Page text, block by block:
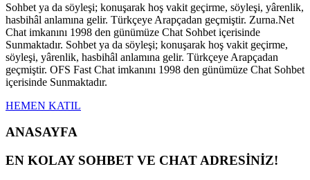
Sohbet ya da söyleşi; konuşarak hoş vakit geçirme, söyleşi, yârenlik,
hasbihâl anlamına gelir. Türkçeye Arapçadan geçmiştir. Zurna.Net
Chat imkanını 1998 den günümüze Chat Sohbet içerisinde
Sunmaktadır. Sohbet ya da söyleşi; konuşarak hoş vakit geçirme,
söyleşi, yârenlik, hasbihâl anlamına gelir. Türkçeye Arapçadan
geçmiştir. OFS Fast Chat imkanını 1998 den günümüze Chat Sohbet
içerisinde Sunmaktadır.
HEMEN KATIL
ANASAYFA
EN KOLAY SOHBET VE CHAT ADRESİNİZ!